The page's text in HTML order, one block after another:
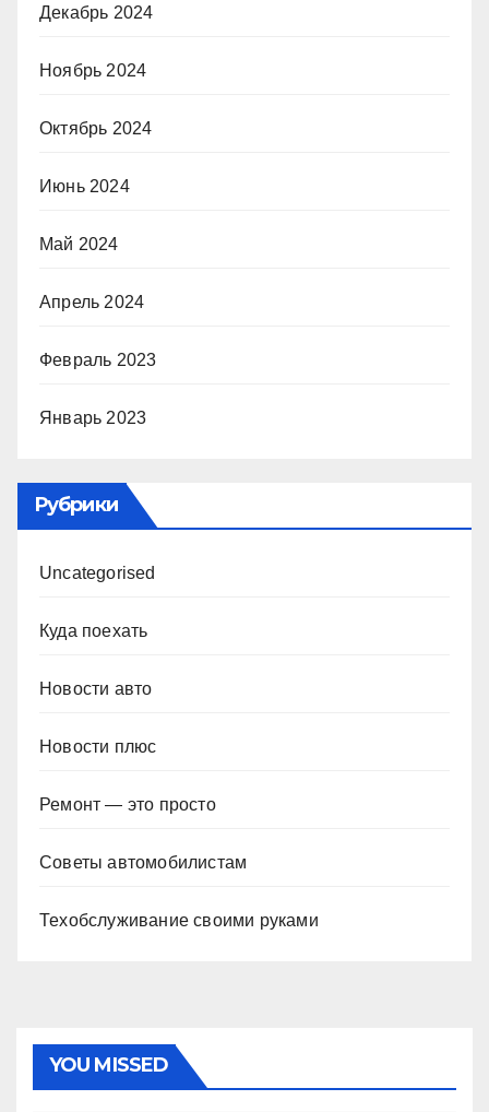
Декабрь 2024
Ноябрь 2024
Октябрь 2024
Июнь 2024
Май 2024
Апрель 2024
Февраль 2023
Январь 2023
Рубрики
Uncategorised
Куда поехать
Новости авто
Новости плюс
Ремонт — это просто
Советы автомобилистам
Техобслуживание своими руками
YOU MISSED